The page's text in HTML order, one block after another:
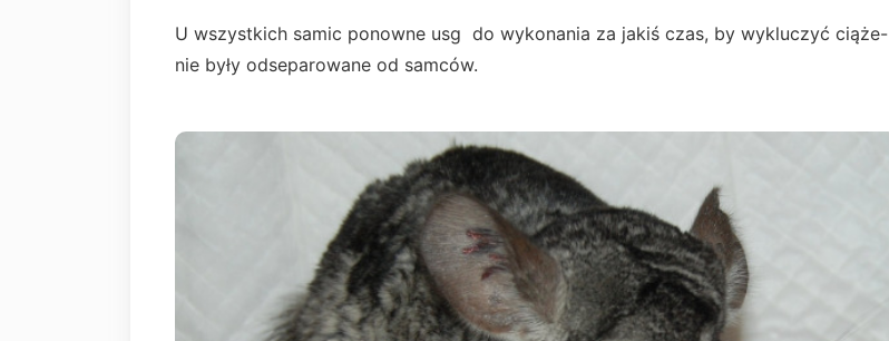
U wszystkich samic ponowne usg do wykonania za jakiś czas, by wykluczyć ciąże-
nie były odseparowane od samców.